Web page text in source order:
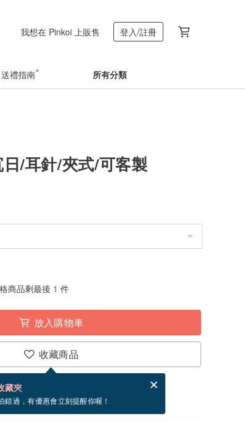
我想在 Pinkoi 上販售 登入/註冊
送禮指南 所有分類
/耳針/夾式/可客製
商品剩最後 1 件
放入購物車
收藏商品
藏夾
錯過，有優惠會立刻提醒你喔！
幫你寄送電子賀卡。
電子賀卡是什麼？
貨。